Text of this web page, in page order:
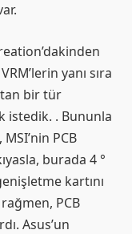
yanı sıra
bir tür
istedik. . Bununla
MSI’nin PCB
burada 4 °
kartını
PCB
Asus’un